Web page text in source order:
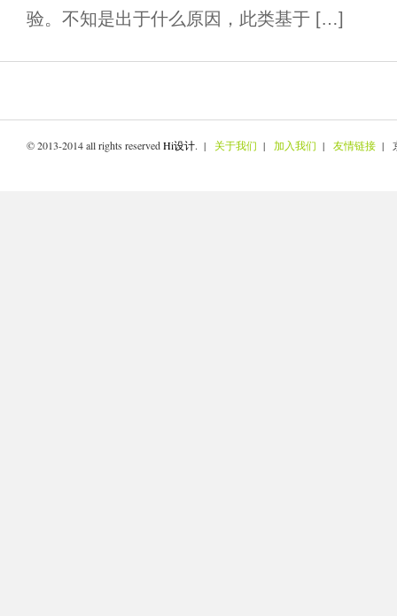
验。不知是出于什么原因，此类基于 […]
© 2013-2014 all rights reservedHi设计. | 关于我们 | 加入我们 | 友情链接 |